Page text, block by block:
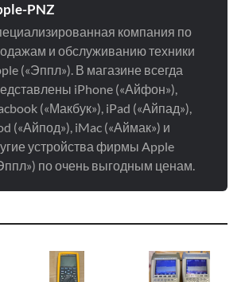
PNZ
компания по
и обслуживанию техники
(«Эппл»). В магазине всегда
iPhone («Айфон»),
(«Макбук»), iPad («Айпад»),
(«Айпод»), iMac («Аймак») и
устройства фирмы Apple
по очень выгодным ценам.